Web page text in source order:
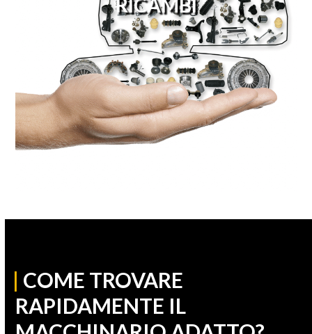
| COME TROVARE
RAPIDAMENTE IL